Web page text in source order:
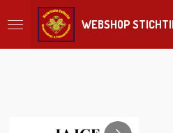
direct